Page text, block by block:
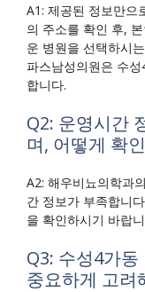
A1: 제공된 정보만으
의 주소를 확인 후,
운 병원을 선택하시
파스남성의원은 수
합니다.
Q2: 운영시간
며, 어떻게 확
A2: 해우비뇨의학과
간 정보가 부족합니
을 확인하시기 바랍
Q3: 수성4가
중요하게 고려